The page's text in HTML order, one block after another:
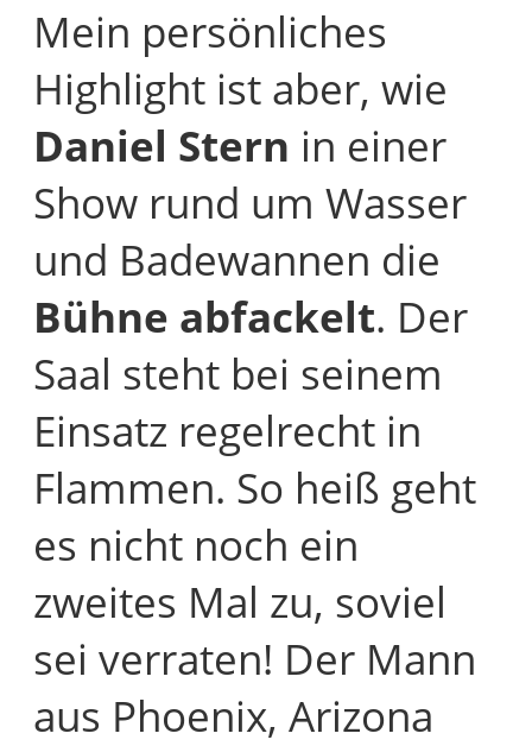
Mein persönliches
Highlight ist aber, wie
Daniel Stern in einer
Show rund um Wasser
und Badewannen die
Bühne abfackelt. Der
Saal steht bei seinem
Einsatz regelrecht in
Flammen. So heiß geht
es nicht noch ein
zweites Mal zu, soviel
sei verraten! Der Mann
aus Phoenix, Arizona